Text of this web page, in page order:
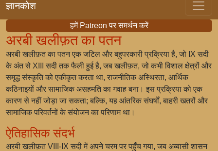
ज्ञानकोश
हमें Patreon पर समर्थन करें
अरबी खलीफ़त का पतन
अरबी खलीफ़त का पतन एक जटिल और बहुपरकारी प्रक्रिया है, जो IX सदी
के अंत से XIII सदी तक फैली हुई है, जब खलीफ़त, जो कभी विशाल क्षेत्रों और
समृद्ध संस्कृति को एकीकृत करता था, राजनीतिक अस्थिरता, आर्थिक
कठिनाइयों और सामाजिक असहमति का गवाह बना। इस प्रक्रिया को एक
कारण से नहीं जोड़ा जा सकता; बल्कि, यह आंतरिक संघर्षों, बाहरी खतरों और
सामाजिक परिवर्तनों के संयोजन का परिणाम था।
ऐतिहासिक संदर्भ
अरबी खलीफ़त VIII-IX सदी में अपने चरम पर पहुँच गया, जब अब्बासी शासन